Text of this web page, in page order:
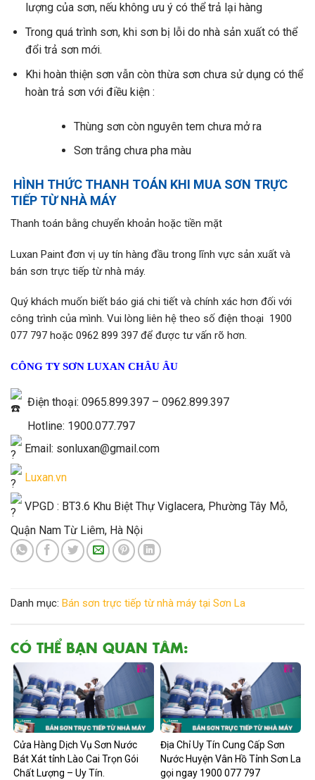
lượng của sơn, nếu không ưu ý có thể trả lại hàng
Trong quá trình sơn, khi sơn bị lỗi do nhà sản xuất có thể
đổi trả sơn mới.
Khi hoàn thiện sơn vẫn còn thừa sơn chưa sử dụng có thể
hoàn trả sơn với điều kiện :
Thùng sơn còn nguyên tem chưa mở ra
Sơn trắng chưa pha màu
HÌNH THỨC THANH TOÁN KHI MUA SƠN TRỰC
TIẾP TỪ NHÀ MÁY
Thanh toán bằng chuyển khoản hoặc tiền mặt
Luxan Paint đơn vị uy tín hàng đầu trong lĩnh vực sản xuất và
bán sơn trực tiếp từ nhà máy.
Quý khách muốn biết báo giá chi tiết và chính xác hơn đối với
công trình của mình. Vui lòng liên hệ theo số điện thoại 1900
077 797 hoặc 0962 899 397 để được tư vấn rõ hơn.
CÔNG TY SƠN LUXAN CHÂU ÂU
Điện thoại: 0965.899.397 – 0962.899.397
Hotline: 1900.077.797
Email: sonluxan@gmail.com
Luxan.vn
VPGD : BT3.6 Khu Biệt Thự Viglacera, Phường Tây Mỗ,
Quận Nam Từ Liêm, Hà Nội
Danh mục: Bán sơn trực tiếp từ nhà máy tại Sơn La
CÓ THỂ BẠN QUAN TÂM:
Cửa Hàng Dịch Vụ Sơn Nước
Bát Xát tỉnh Lào Cai Trọn Gói
Chất Lượng – Uy Tín.
Địa Chỉ Uy Tín Cung Cấp Sơn
Nước Huyện Vân Hồ Tỉnh Sơn La
gọi ngay 1900 077 797